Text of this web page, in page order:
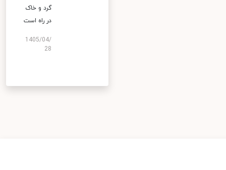
گرد و خاک
در راه است
1405/04/
28